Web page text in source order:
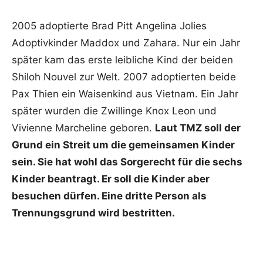
2005 adoptierte Brad Pitt Angelina Jolies
Adoptivkinder Maddox und Zahara. Nur ein Jahr
später kam das erste leibliche Kind der beiden
Shiloh Nouvel zur Welt. 2007 adoptierten beide
Pax Thien ein Waisenkind aus Vietnam. Ein Jahr
später wurden die Zwillinge Knox Leon und
Vivienne Marcheline geboren. Laut TMZ soll der
Grund ein Streit um die gemeinsamen Kinder
sein. Sie hat wohl das Sorgerecht für die sechs
Kinder beantragt. Er soll die Kinder aber
besuchen dürfen. Eine dritte Person als
Trennungsgrund wird bestritten.